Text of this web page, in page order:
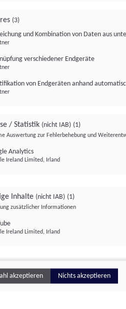
(3)
und Kombination von Daten aus
verschiedener Endgeräte
von Endgeräten anhand
/ Statistik (nicht IAB) (1)
Auswertung zur Fehlerbehebung und
Analytics
Ireland Limited, Irland
Inhalte (nicht IAB) (1)
zusätzlicher Informationen
Ireland Limited, Irland
akzeptieren Nichts akzeptieren